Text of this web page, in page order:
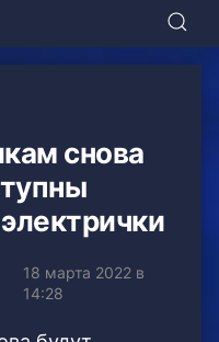
снова
18 марта 2022 в
14:28